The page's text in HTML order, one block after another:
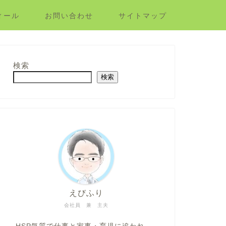
ール お問い合わせ サイトマップ
検索
検索
会社員 兼 主夫
えびふり